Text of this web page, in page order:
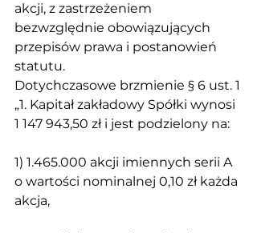
akcji, z zastrzeżeniem
bezwzględnie obowiązujących
przepisów prawa i postanowień
statutu.
Dotychczasowe brzmienie § 6 ust. 1
„1. Kapitał zakładowy Spółki wynosi
1 147 943,50 zł i jest podzielony na:
1) 1.465.000 akcji imiennych serii A
o wartości nominalnej 0,10 zł każda
akcja,